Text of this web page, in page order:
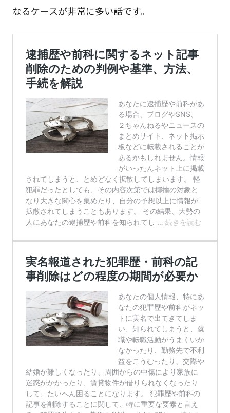
なるケースが非常に多い話です。